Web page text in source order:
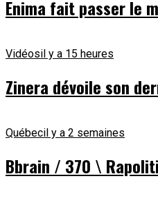
Enima fait passer le
Vidéosil y a 15 heures
Zinera dévoile son
Québecil y a 2 semaines
Bbrain / 370 \